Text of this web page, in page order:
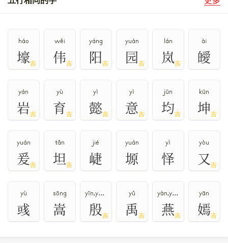
〔羽〕字异体字是
háo
壕吉
wěi
伟吉
yáng
阳吉
yuán
园吉
lán
岚吉
ài
皧
yán
岩吉
yù
育吉
yì
懿吉
yì
意吉
jūn
均吉
kūn
坤吉
yuán
爰吉
tǎn
坦吉
jié
崨
yuán
塬
yì
怿
yòu
又吉
yù
彧
sōng
嵩
yīn,yān,yǐn
殷吉
yǔ
禹吉
yàn,yān
燕吉
yān
嫣吉